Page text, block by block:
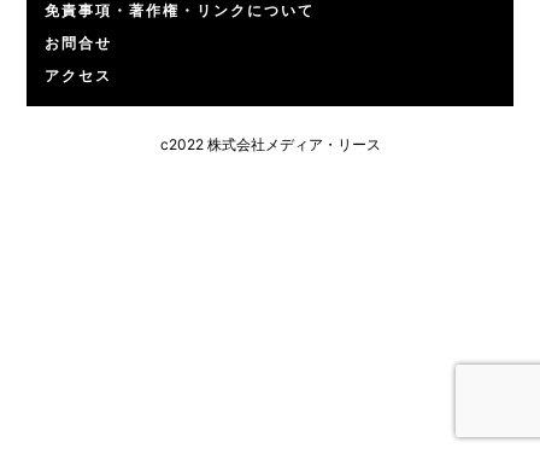
免責事項・著作権・リンクについて
お問合せ
アクセス
c2022 株式会社メディア・リース